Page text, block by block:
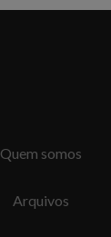
Quem somos
Arquivos